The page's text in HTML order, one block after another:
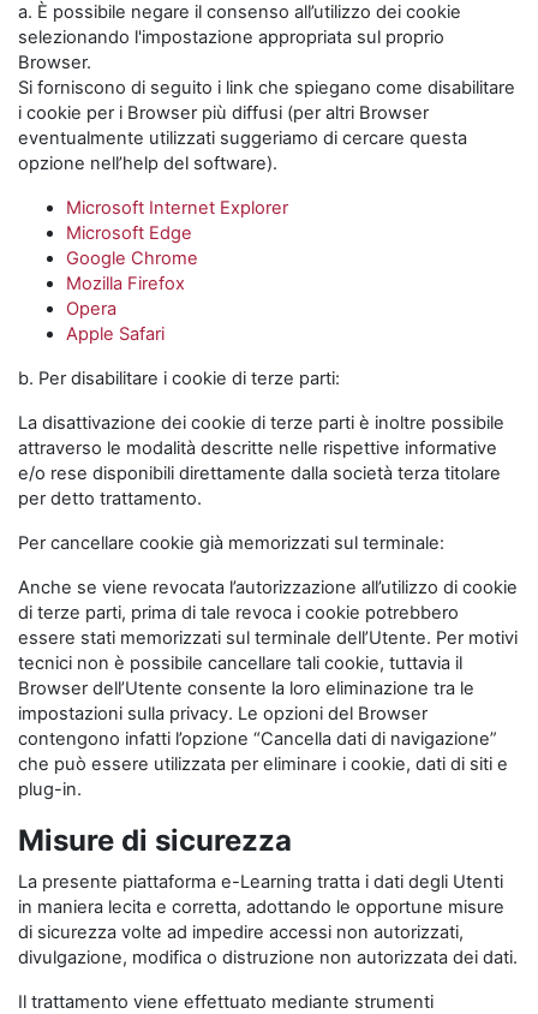
a. È possibile negare il consenso all’utilizzo dei cookie
selezionando l'impostazione appropriata sul proprio
Browser.
Si forniscono di seguito i link che spiegano come disabilitare
i cookie per i Browser più diffusi (per altri Browser
eventualmente utilizzati suggeriamo di cercare questa
opzione nell’help del software).
Microsoft Internet Explorer
Microsoft Edge
Google Chrome
Mozilla Firefox
Opera
Apple Safari
b. Per disabilitare i cookie di terze parti:
La disattivazione dei cookie di terze parti è inoltre possibile
attraverso le modalità descritte nelle rispettive informative
e/o rese disponibili direttamente dalla società terza titolare
per detto trattamento.
Per cancellare cookie già memorizzati sul terminale:
Anche se viene revocata l’autorizzazione all’utilizzo di cookie
di terze parti, prima di tale revoca i cookie potrebbero
essere stati memorizzati sul terminale dell’Utente. Per motivi
tecnici non è possibile cancellare tali cookie, tuttavia il
Browser dell’Utente consente la loro eliminazione tra le
impostazioni sulla privacy. Le opzioni del Browser
contengono infatti l’opzione “Cancella dati di navigazione”
che può essere utilizzata per eliminare i cookie, dati di siti e
plug-in.
Misure di sicurezza
La presente piattaforma e-Learning tratta i dati degli Utenti
in maniera lecita e corretta, adottando le opportune misure
di sicurezza volte ad impedire accessi non autorizzati,
divulgazione, modifica o distruzione non autorizzata dei dati.
Il trattamento viene effettuato mediante strumenti